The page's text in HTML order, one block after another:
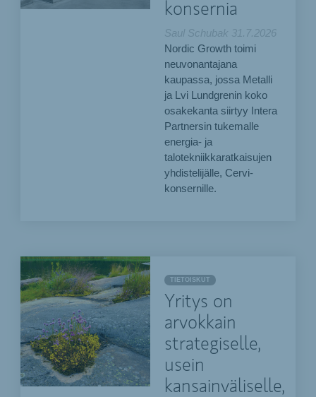
konsernia
Saul Schubak 31.7.2026
Nordic Growth toimi
neuvonantajana
kaupassa, jossa Metalli
ja Lvi Lundgrenin koko
osakekanta siirtyy Intera
Partnersin tukemalle
energia- ja
talotekniikkaratkaisujen
yhdistelijälle, Cervi-
konsernille.
TIETOISKUT
Yritys on
arvokkain
strategiselle,
usein
kansainväliselle,